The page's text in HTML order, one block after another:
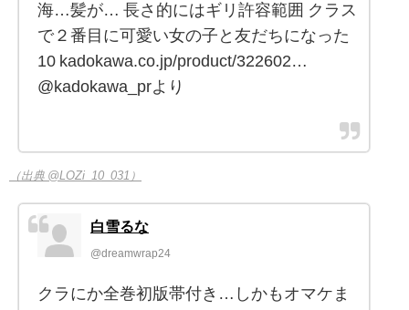
海…髪が… 長さ的にはギリ許容範囲 クラス
で２番目に可愛い女の子と友だちになった
10 kadokawa.co.jp/product/322602…
@kadokawa_prより
（出典 @LOZi_10_031）
白雪るな
@dreamwrap24
クラにか全巻初版帯付き…しかもオマケま